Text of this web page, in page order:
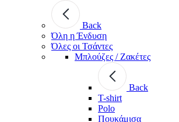
Back
Όλη η Ένδυση
Όλες οι Τσάντες
Μπλούζες / Ζακέτες
Back
T-shirt
Polo
Πουκάμισα